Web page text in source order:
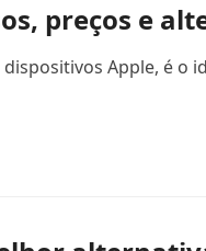
preços e
Apple, é o